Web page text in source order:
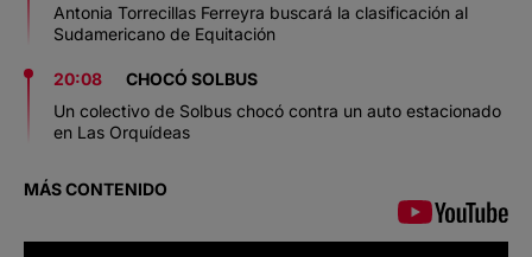
Antonia Torrecillas Ferreyra buscará la clasificación al
Sudamericano de Equitación
20:08
CHOCÓ SOLBUS
Un colectivo de Solbus chocó contra un auto estacionado
en Las Orquídeas
MÁS CONTENIDO